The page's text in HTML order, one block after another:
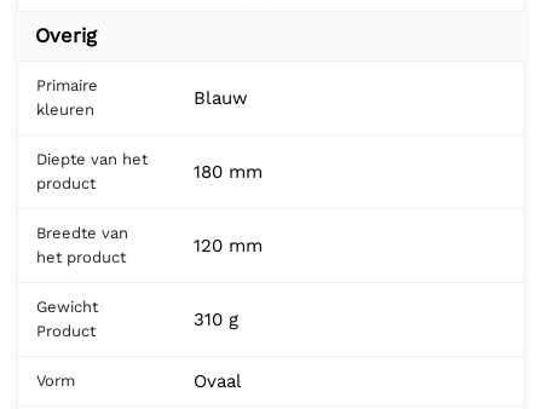
Overig
Primaire
kleuren
Blauw
Diepte van het
product
180 mm
Breedte van
het product
120 mm
Gewicht
Product
310 g
Vorm Ovaal